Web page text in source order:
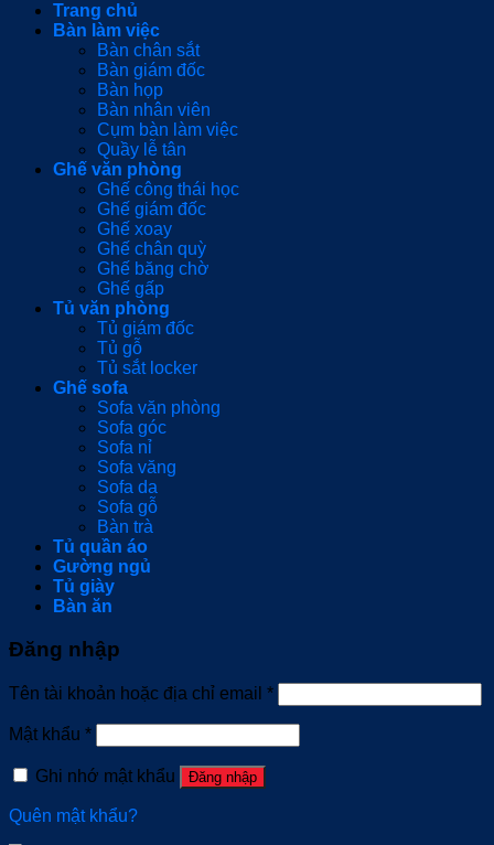
Trang chủ
Bàn làm việc
Bàn chân sắt
Bàn giám đốc
Bàn họp
Bàn nhân viên
Cụm bàn làm việc
Quầy lễ tân
Ghế văn phòng
Ghế công thái học
Ghế giám đốc
Ghế xoay
Ghế chân quỳ
Ghế băng chờ
Ghế gấp
Tủ văn phòng
Tủ giám đốc
Tủ gỗ
Tủ sắt locker
Ghế sofa
Sofa văn phòng
Sofa góc
Sofa nỉ
Sofa văng
Sofa da
Sofa gỗ
Bàn trà
Tủ quần áo
Gường ngủ
Tủ giày
Bàn ăn
Đăng nhập
Tên tài khoản hoặc địa chỉ email *
Mật khẩu *
Ghi nhớ mật khẩu Đăng nhập
Quên mật khẩu?